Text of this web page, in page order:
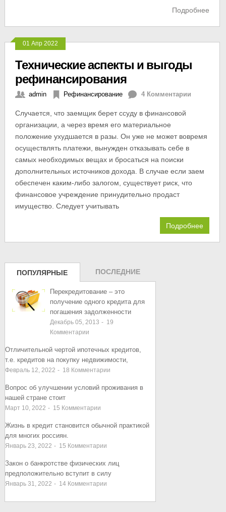
Подробнее
01 Апр 2022
Технические аспекты и выгоды
рефинансирования
admin Рефинансирование 4 Комментарии
Случается, что заемщик берет ссуду в финансовой
организации, а через время его материальное
положение ухудшается в разы. Он уже не может вовремя
осуществлять платежи, вынужден отказывать себе в
самых необходимых вещах и бросаться на поиски
дополнительных источников дохода. В случае если заем
обеспечен каким-либо залогом, существует риск, что
финансовое учреждение принудительно продаст
имущество. Следует учитывать
Подробнее
ПОПУЛЯРНЫЕ
ЗАПИСИ
ПОСЛЕДНИЕ
ЗАПИСИ
Перекредитование – это
получение одного кредита для
погашения задолженности
Декабрь 05, 2013 - 19
Комментарии
Отличительной чертой ипотечных кредитов,
т.е. кредитов на покупку недвижимости,
Февраль 12, 2022 - 18 Комментарии
Вопрос об улучшении условий проживания в
нашей стране стоит
Март 10, 2022 - 15 Комментарии
Жизнь в кредит становится обычной практикой
для многих россиян.
Январь 23, 2022 - 15 Комментарии
Закон о банкротстве физических лиц
предположительно вступит в силу
Январь 31, 2022 - 14Комментарии